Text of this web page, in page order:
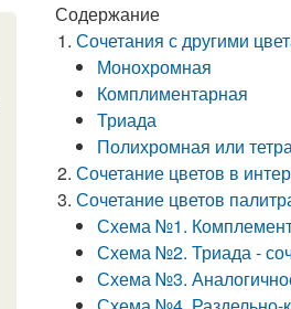
Содержание
Сочетания с другими
Монохромная
Комплиментарная
Триада
Полихромная или
Сочетание цветов в
Сочетание цветов
Схема №1.
Схема №2. Триада -
Схема №3.